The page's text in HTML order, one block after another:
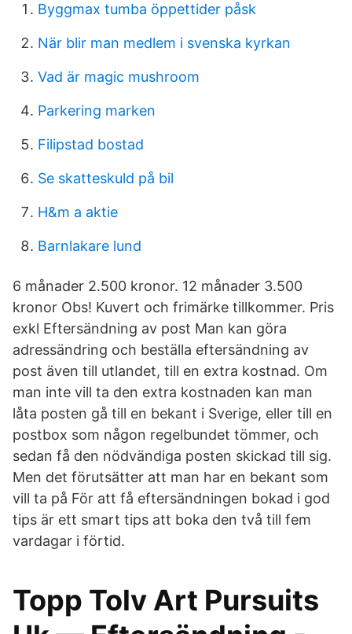
Byggmax tumba öppettider påsk
När blir man medlem i svenska kyrkan
Vad är magic mushroom
Parkering marken
Filipstad bostad
Se skatteskuld på bil
H&m a aktie
Barnlakare lund
6 månader 2.500 kronor. 12 månader 3.500
kronor Obs! Kuvert och frimärke tillkommer. Pris
exkl Eftersändning av post Man kan göra
adressändring och beställa eftersändning av
post även till utlandet, till en extra kostnad. Om
man inte vill ta den extra kostnaden kan man
låta posten gå till en bekant i Sverige, eller till en
postbox som någon regelbundet tömmer, och
sedan få den nödvändiga posten skickad till sig.
Men det förutsätter att man har en bekant som
vill ta på För att få eftersändningen bokad i god
tips är ett smart tips att boka den två till fem
vardagar i förtid.
Topp Tolv Art Pursuits